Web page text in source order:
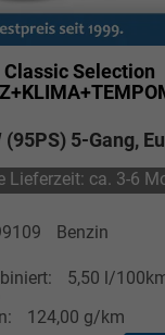
Classic Selection
(95PS) 5-Gang,
Lieferzeit: ca. 3-6
Benzin
5,50 l/
124,00 g/km